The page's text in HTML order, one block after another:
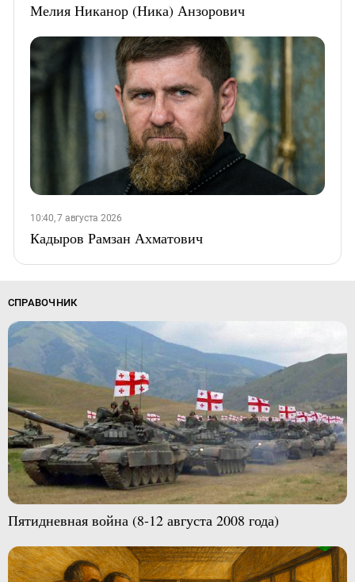
Мелия Никанор (Ника) Анзорович
10:40, 7 августа 2026
Кадыров Рамзан Ахматович
СПРАВОЧНИК
Пятидневная война (8-12 августа 2008 года)